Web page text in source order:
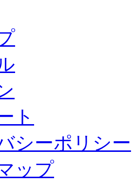
ト
シーポリシー
ップ